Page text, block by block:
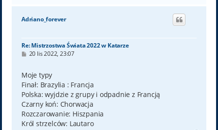
g
Adriano_forever
Re: Mistrzostwa Świata 2022 w Katarze
P
t
20 lis 2022, 23:07
Moje typy
Finał: Brazylia : Francja
Polska: wyjdzie z grupy i odpadnie z Francją
Czarny koń: Chorwacja
Rozczarowanie: Hiszpania
Król strzelców: Lautaro